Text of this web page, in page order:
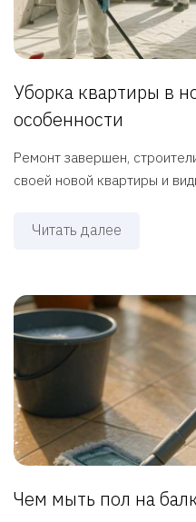
Уборка квартиры в
особенности
Ремонт завершен,
своей новой квартиры и
Читать далее
Чем мыть пол на